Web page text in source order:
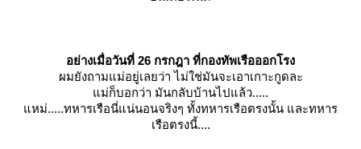
อย่างเมื่อวันที่ 26 กรกฎา ที่กองทัพเรือออกโรง
ผมยังถามแม่อยู่เลยว่า ไม่ใช่มันจะเอาเกาะกูดละ
ม่ก็บอกว่า มันกลับบ้านไปแล้ว.....
หม่.....ทหารเรือนี่แน่นอนจริงๆ ทั้งทหารเรือตรงนั้น และทหาร
เรือตรงนี้....